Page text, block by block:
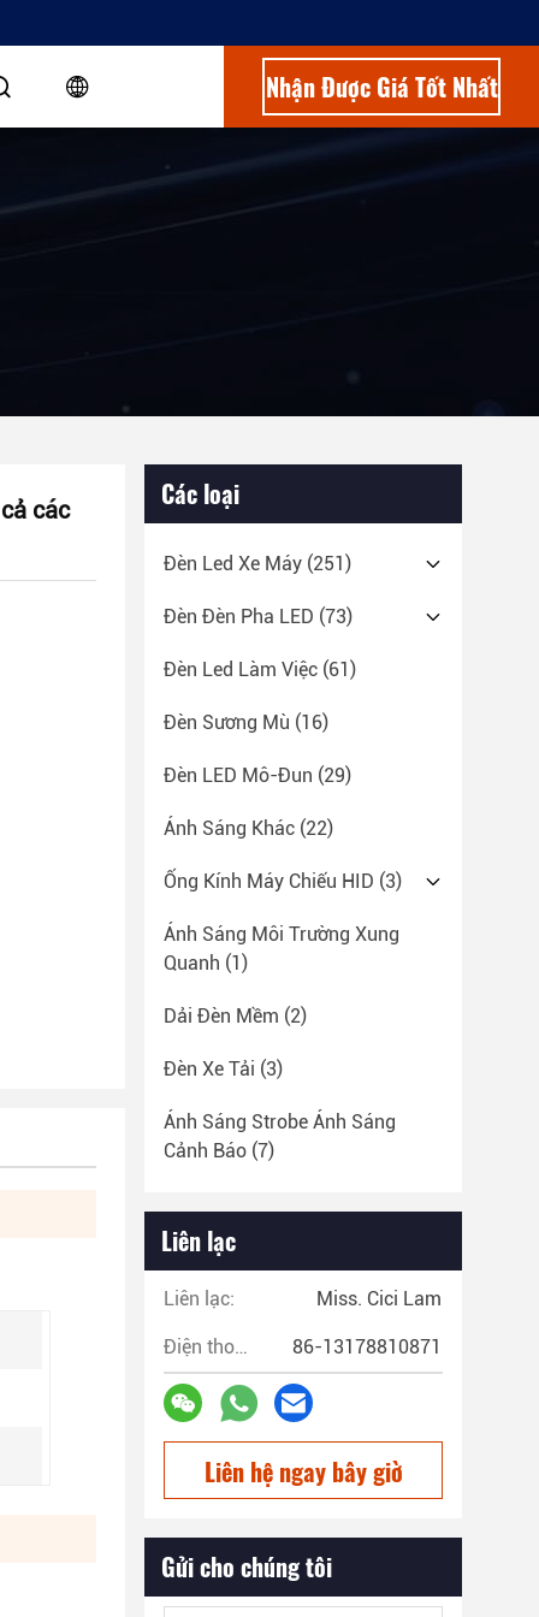
Nhận Được Giá Tốt Nhất
các Các loại
Đèn Led Xe Máy (251)
Đèn Đèn Pha LED (73)
Đèn Led Làm Việc (61)
Đèn Sương Mù (16)
Đèn LED Mô-Đun (29)
Ánh Sáng Khác (22)
Ống Kính Máy Chiếu HID (3)
Ánh Sáng Môi Trường Xung
Quanh (1)
Dải Đèn Mềm (2)
Đèn Xe Tải (3)
Ánh Sáng Strobe Ánh Sáng
Cảnh Báo (7)
Liên lạc
Liên lạc: Miss. Cici Lam
Điện thoại: 86-13178810871
Liên hệ ngay bây giờ
Gửi cho chúng tôi